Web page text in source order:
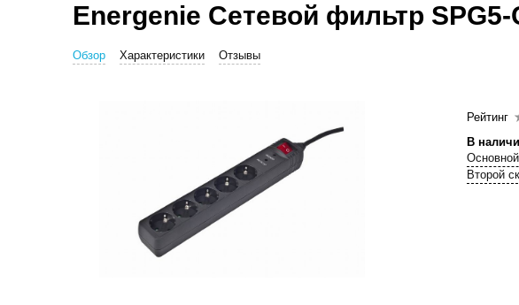
Energenie Сетевой фильтр
Обзор Характеристики Отзывы
Рейтинг
В
Второй